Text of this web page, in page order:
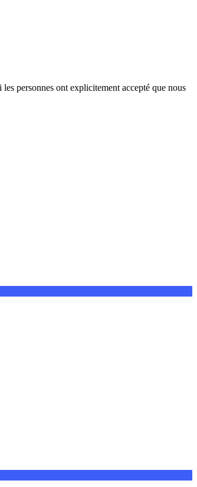
personnes ont explicitement accepté que nous